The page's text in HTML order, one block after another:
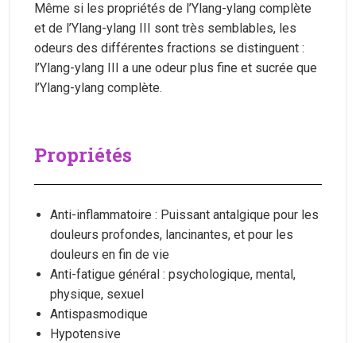
Même si les propriétés de l’Ylang-ylang complète
et de l’Ylang-ylang III sont très semblables, les
odeurs des différentes fractions se distinguent :
l’Ylang-ylang III a une odeur plus fine et sucrée que
l’Ylang-ylang complète.
Propriétés
Anti-inflammatoire : Puissant antalgique pour les
douleurs profondes, lancinantes, et pour les
douleurs en fin de vie
Anti-fatigue général : psychologique, mental,
physique, sexuel
Antispasmodique
Hypotensive